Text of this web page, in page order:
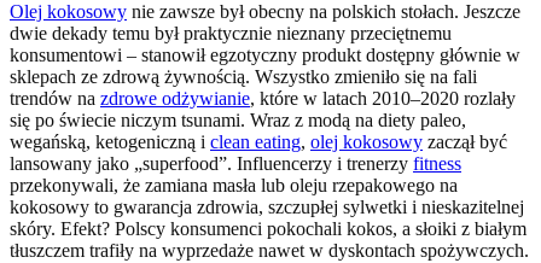
Olej kokosowy nie zawsze był obecny na polskich stołach. Jeszcze
dwie dekady temu był praktycznie nieznany przeciętnemu
konsumentowi – stanowił egzotyczny produkt dostępny głównie w
sklepach ze zdrową żywnością. Wszystko zmieniło się na fali
trendów na zdrowe odżywianie, które w latach 2010–2020 rozlały
się po świecie niczym tsunami. Wraz z modą na diety paleo,
wegańską, ketogeniczną i clean eating, olej kokosowy zaczął być
lansowany jako „superfood”. Influencerzy i trenerzy fitness
przekonywali, że zamiana masła lub oleju rzepakowego na
kokosowy to gwarancja zdrowia, szczupłej sylwetki i nieskazitelnej
skóry. Efekt? Polscy konsumenci pokochali kokos, a słoiki z białym
tłuszczem trafiły na wyprzedaże nawet w dyskontach spożywczych.